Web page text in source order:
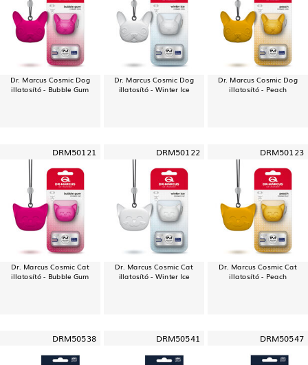
Dr. Marcus Cosmic Dog
illatosító - Bubble Gum
Dr. Marcus Cosmic Dog
illatosító - Winter Ice
Dr. Marcus Cosmic Dog
illatosító - Peach
DRM50121
Dr. Marcus Cosmic Cat
illatosító - Bubble Gum
DRM50122
Dr. Marcus Cosmic Cat
illatosító - Winter Ice
DRM50123
Dr. Marcus Cosmic Cat
illatosító - Peach
DRM50538 DRM50541 DRM50547